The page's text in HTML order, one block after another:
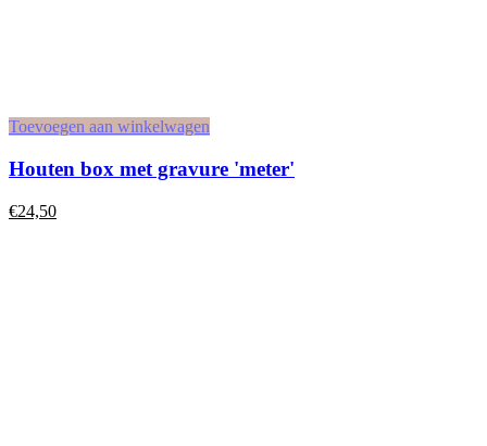
Toevoegen aan winkelwagen
Houten box met gravure 'meter'
€24,50